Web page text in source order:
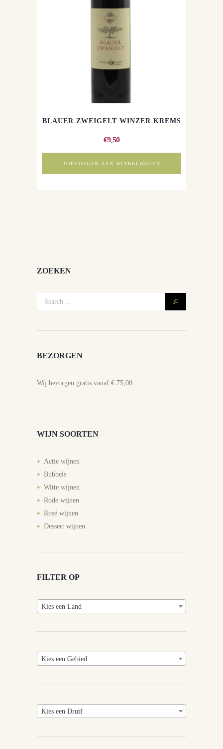
BLAUER ZWEIGELT WINZER KREMS
€9,50
TOEVOEGEN AAN WINKELWAGEN
ZOEKEN
BEZORGEN
Wij bezorgen gratis vanaf € 75,00
WIJN SOORTEN
Actie wijnen
Bubbels
Witte wijnen
Rode wijnen
Rosé wijnen
Dessert wijnen
FILTER OP
Kies een Land
Kies een Gebied
Kies een Druif